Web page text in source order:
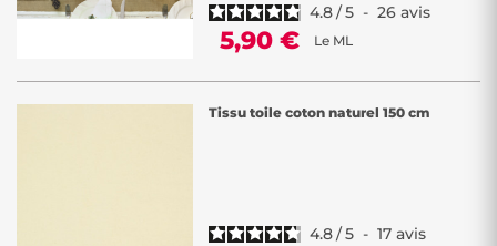
4.8/5 - 26 avis
5,90 € Le ML
Tissu toile coton naturel 150 cm
4.8/5 - 17 avis